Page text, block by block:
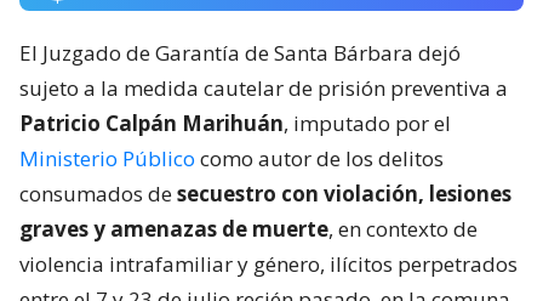
El Juzgado de Garantía de Santa Bárbara dejó
sujeto a la medida cautelar de prisión preventiva a
Patricio Calpán Marihuán, imputado por el
Ministerio Público como autor de los delitos
consumados desecuestro con violación, lesiones
graves y amenazas de muerte, en contexto de
violencia intrafamiliar y género, ilícitos perpetrados